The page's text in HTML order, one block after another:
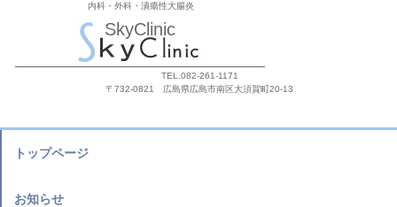
SkyClinic
内科・外科・潰瘍性大腸炎
TEL.082-261-1171
〒732-0821 広島県広島市南区大須賀町20-13
トップページ
お知らせ